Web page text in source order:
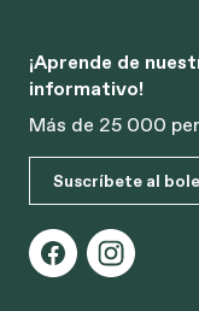
¡Aprende de
informativo!
Más de 25 000
Suscríbete al